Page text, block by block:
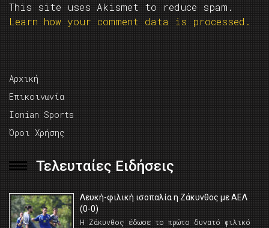
This site uses Akismet to reduce spam.
Learn how your comment data is processed.
Αρχική
Επικοινωνία
Ionian Sports
Όροι Χρήσης
Τελευταίες Ειδήσεις
Λευκή-φιλική ισοπαλία η Ζάκυνθος με ΑΕΛ
(0-0)
Η Ζάκυνθος έδωσε το πρώτο δυνατό φιλικό